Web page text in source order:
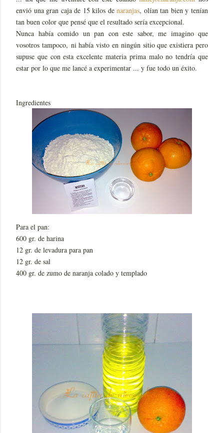
envió una gran caja de 15 kilos denaranjas, olían tan bien y tenían
tan buen color que pensé que el resultado sería excepcional.
Nunca había comido un pan con este sabor, me imagino que
vosotros tampoco, ni había visto en ningún sitio que existiera pero
supuse que con esta excelente materia prima malo no tendría que
estar por lo que me lancé a experimentar ... y fue todo un éxito.
Ingredientes
Para el pan:
600 gr. de harina
12 gr. de levadura para pan
12 gr. de sal
400 gr. de zumo de naranja colado y templado